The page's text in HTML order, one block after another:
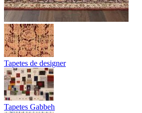
Tapetes de designer
Tapetes Gabbeh